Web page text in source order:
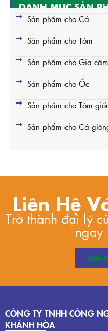
DANH MỤC SẢN
Sản phẩm cho Cá
Sản phẩm cho Tôm
Sản phẩm cho Gia cầm
Sản phẩm cho Ốc
Sản phẩm cho Tôm
Sản phẩm cho Cá
Liên Hệ
Trở thành đại lý
ngay
LIÊN
CÔNG TY TNHH CÔNG
KHÁNH HÒA